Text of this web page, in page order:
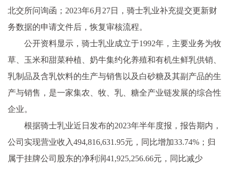
北交所问询函；2023年6月27日，骑士乳业补充提交更新财
务数据的申请文件后，恢复审核流程。
公开资料显示，骑士乳业成立于1992年，主要业务为牧
草、玉米和甜菜种植、奶牛集约化养殖和有机生鲜乳供销、
乳制品及含乳饮料的生产与销售以及白砂糖及其副产品的生
产与销售，是一家集农、牧、乳、糖全产业链发展的综合性
企业。
根据骑士乳业近日发布的2023年半年度报，报告期内，
公司实现营业收入494,816,631.95元，同比增加33.74%；归
属于挂牌公司股东的净利润41,925,256.66元，同比减少